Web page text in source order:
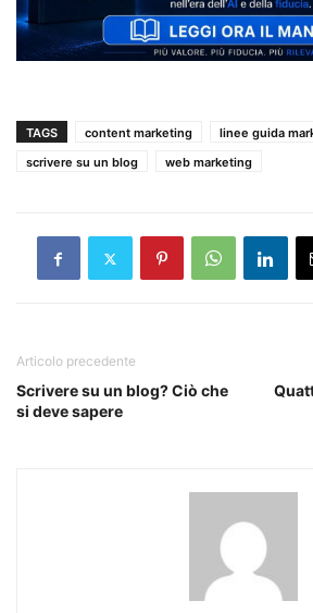
TAGS content marketing
linee guida
scrivere su un blog
web marketing
Articolo precedente
Scrivere su un blog? Ciò che
si deve sapere